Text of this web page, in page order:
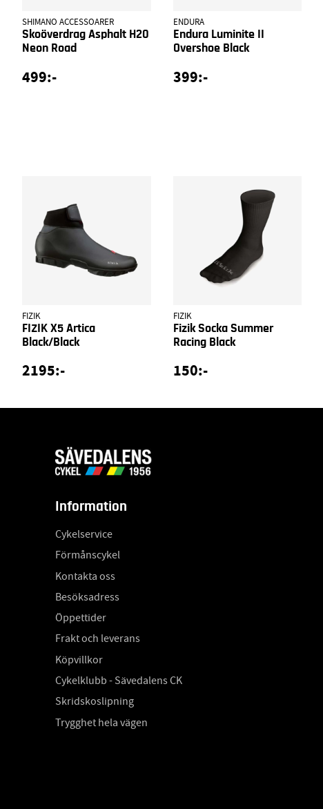
SHIMANO ACCESSOARER
Skoöverdrag Asphalt H20
Neon Road
499:-
ENDURA
Endura Luminite II
Overshoe Black
399:-
FIZIK
FIZIK X5 Artica
Black/Black
2195:-
FIZIK
Fizik Socka Summer
Racing Black
150:-
Information
Cykelservice
Förmånscykel
Kontakta oss
Besöksadress
Öppettider
Frakt och leverans
Köpvillkor
Cykelklubb - Sävedalens CK
Skridskoslipning
Trygghet hela vägen